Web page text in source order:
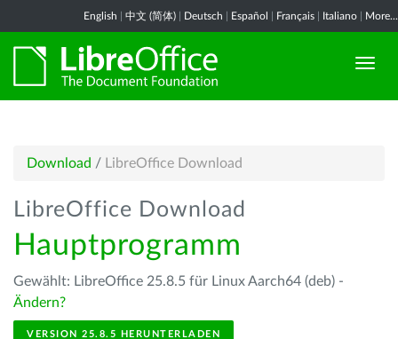
English 中文 (简体) Deutsch Español Français Italiano More...
Download / LibreOffice Download
LibreOffice Download
Hauptprogramm
Gewählt: LibreOffice 25.8.5 für Linux Aarch64 (deb) -
Ändern?
VERSION 25.8.5 HERUNTERLADEN